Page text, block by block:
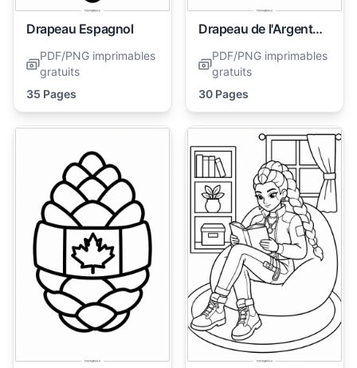
Drapeau Espagnol
PDF/PNG imprimables
gratuits
35 Pages
Drapeau de l'Argentine
PDF/PNG imprimables
gratuits
30 Pages